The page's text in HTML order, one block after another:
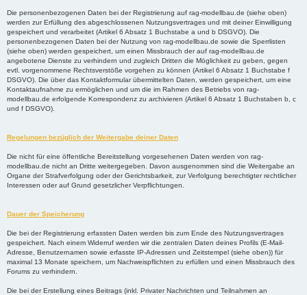
Die personenbezogenen Daten bei der Registrierung auf rag-modellbau.de (siehe oben)
werden zur Erfüllung des abgeschlossenen Nutzungsvertrages und mit deiner Einwilligung
gespeichert und verarbeitet (Artikel 6 Absatz 1 Buchstabe a und b DSGVO). Die
personenbezogenen Daten bei der Nutzung von rag-modellbau.de sowie die Sperrlisten
(siehe oben) werden gespeichert, um einen Missbrauch der auf rag-modellbau.de
angebotene Dienste zu verhindern und zugleich Dritten die Möglichkeit zu geben, gegen
evtl. vorgenommene Rechtsverstöße vorgehen zu können (Artikel 6 Absatz 1 Buchstabe f
DSGVO). Die über das Kontaktformular übermittelten Daten, werden gespeichert, um eine
Kontaktaufnahme zu ermöglichen und um die im Rahmen des Betriebs von rag-
modellbau.de erfolgende Korrespondenz zu archivieren (Artikel 6 Absatz 1 Buchstaben b, c
und f DSGVO).
Regelungen bezüglich der Weitergabe deiner Daten
Die nicht für eine öffentliche Bereitstellung vorgesehenen Daten werden von rag-
modellbau.de nicht an Dritte weitergegeben. Davon ausgenommen sind die Weitergabe an
Organe der Strafverfolgung oder der Gerichtsbarkeit, zur Verfolgung berechtigter rechtlicher
Interessen oder auf Grund gesetzlicher Verpflichtungen.
Dauer der Speicherung
Die bei der Registrierung erfassten Daten werden bis zum Ende des Nutzungsvertrages
gespeichert. Nach einem Widerruf werden wir die zentralen Daten deines Profils (E-Mail-
Adresse, Benutzernamen sowie erfasste IP-Adressen und Zeitstempel (siehe oben)) für
maximal 13 Monate speichern, um Nachweispflichten zu erfüllen und einen Missbrauch des
Forums zu verhindern.
Die bei der Erstellung eines Beitrags (inkl. Privater Nachrichten und Teilnahmen an